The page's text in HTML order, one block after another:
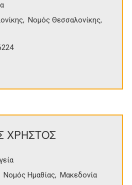
Νομός Θεσσαλονίκης
ΧΡΗΣΤΟΣ
Νομός Ημαθίας
Μακεδονία